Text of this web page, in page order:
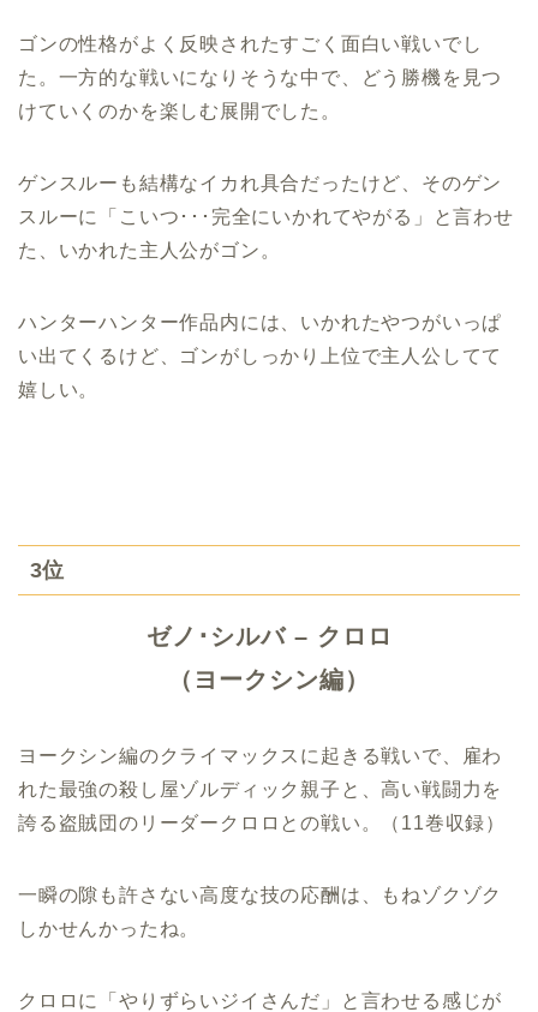
ゴンの性格がよく反映されたすごく面白い戦いでし
た。一方的な戦いになりそうな中で、どう勝機を見つ
けていくのかを楽しむ展開でした。
ゲンスルーも結構なイカれ具合だったけど、そのゲン
スルーに「こいつ･･･完全にいかれてやがる」と言わせ
た、いかれた主人公がゴン。
ハンターハンター作品内には、いかれたやつがいっぱ
い出てくるけど、ゴンがしっかり上位で主人公してて
嬉しい。
3位
ゼノ･シルバ – クロロ
（ヨークシン編）
ヨークシン編のクライマックスに起きる戦いで、雇わ
れた最強の殺し屋ゾルディック親子と、高い戦闘力を
誇る盗賊団のリーダークロロとの戦い。（11巻収録）
一瞬の隙も許さない高度な技の応酬は、もねゾクゾク
しかせんかったね。
クロロに「やりずらいジイさんだ」と言わせる感じが